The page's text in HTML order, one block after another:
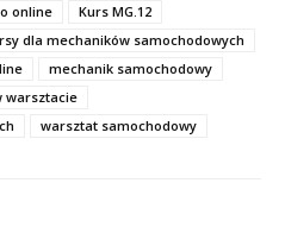
online
Kurs MG.12
dla mechaników samochodowych
mechanik samochodowy
warsztacie
warsztat samochodowy